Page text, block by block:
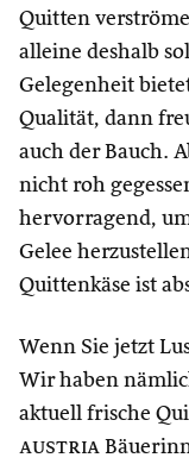
Quitten
alleine deshalb
Gelegenheit
Qualität, dann
auch der Bauch.
nicht roh
hervorragend,
Gelee
Quittenkäse ist
Wenn Sie jetzt
Wir haben
aktuell frische
austria